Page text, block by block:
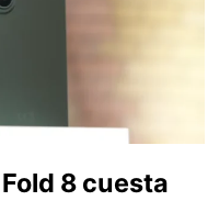
8 cuesta